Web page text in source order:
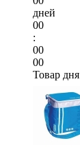
дней
00
:
00
00
Товар дня